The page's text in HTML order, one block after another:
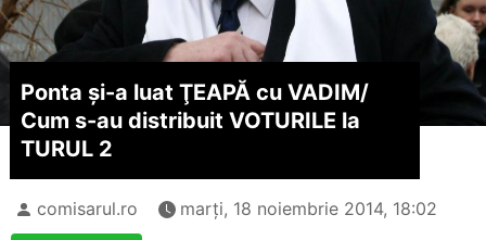
Ponta şi-a luat ŢEAPĂ cu VADIM/
Cum s-au distribuit VOTURILE la
TURUL 2
comisarul.ro marți, 18 noiembrie 2014, 18:02